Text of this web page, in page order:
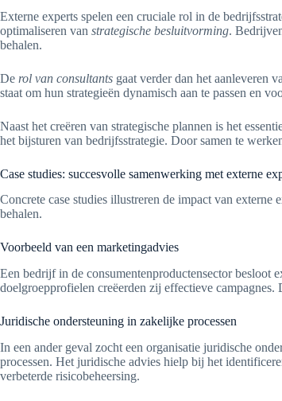
Externe experts spelen een cruciale rol in de
optimaliseren van strategische besluitvorming.
behalen.
De rol van consultants gaat verder dan het aanleveren
staat om hun strategieën dynamisch aan te passen en
Naast het creëren van strategische plannen is het
het bijsturen van bedrijfsstrategie. Door samen te
Case studies: succesvolle samenwerking met externe
Concrete case studies illustreren de impact van externe
behalen.
Voorbeeld van een marketingadvies
Een bedrijf in de consumentenproductensector besloot
doelgroepprofielen creëerden zij effectieve
Juridische ondersteuning in zakelijke processen
In een ander geval zocht een organisatie juridische
processen. Het juridische advies hielp bij het
verbeterde risicobeheersing.